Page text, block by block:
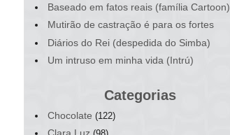
Baseado em fatos reais (família Cartoon)
Mutirão de castração é para os fortes
Diários do Rei (despedida do Simba)
Um intruso em minha vida (Intrú)
Categorias
Chocolate (122)